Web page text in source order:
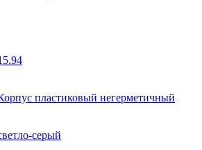
пластиковый негерметичный
серый